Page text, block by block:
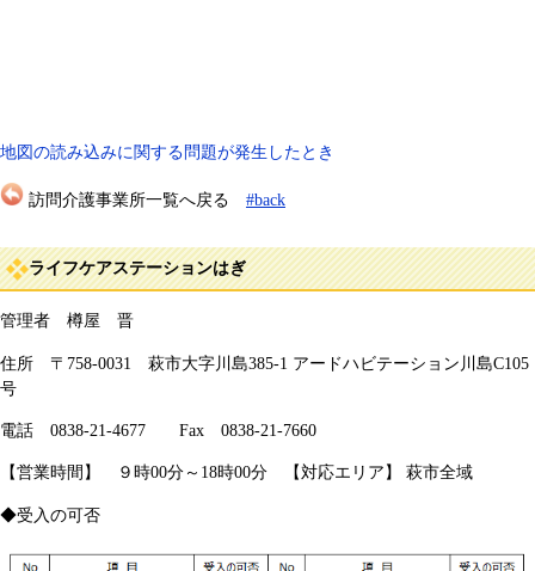
地図の読み込みに関する問題が発生したとき
訪問介護事業所一覧へ戻る #back
ライフケアステーションはぎ
管理者 樽屋 晋
住所 〒758-0031 萩市大字川島385-1 アードハビテーション川島C105
号
電話 0838-21-4677 Fax 0838-21-7660
【営業時間】 ９時00分～18時00分 【対応エリア】 萩市全域
◆受入の可否